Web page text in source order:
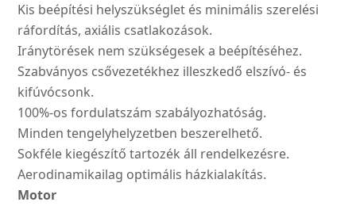
Kis beépítési helyszükséglet és minimális szerelési
ráfordítás, axiális csatlakozások.
Iránytörések nem szükségesek a beépítéséhez.
Szabványos csővezetékhez illeszkedő elszívó- és
kifúvócsonk.
100%-os fordulatszám szabályozhatóság.
Minden tengelyhelyzetben beszerelhető.
Sokféle kiegészítő tartozék áll rendelkezésre.
Aerodinamikailag optimális házkialakítás.
Motor